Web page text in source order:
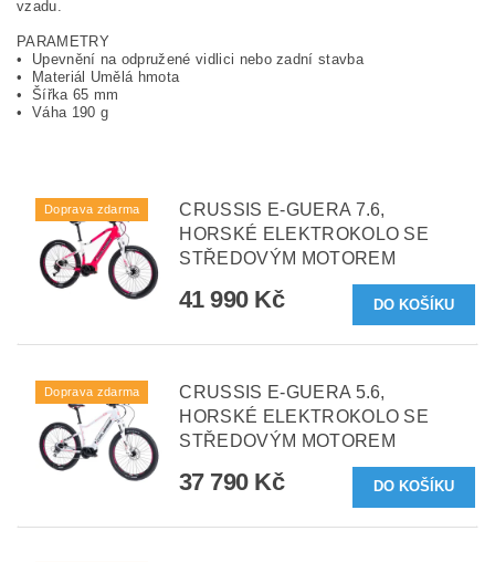
vzadu.
PARAMETRY
• Upevnění na odpružené vidlici nebo zadní stavba
• Materiál Umělá hmota
• Šířka 65 mm
• Váha 190 g
Doprava zdarma
CRUSSIS E-GUERA 7.6,
HORSKÉ ELEKTROKOLO SE
STŘEDOVÝM MOTOREM
41 990 Kč
Doprava zdarma
CRUSSIS E-GUERA 5.6,
HORSKÉ ELEKTROKOLO SE
STŘEDOVÝM MOTOREM
37 790 Kč